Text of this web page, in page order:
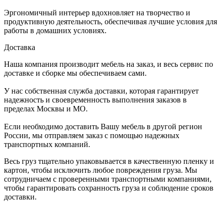
Эргономичный интерьер вдохновляет на творчество и
продуктивную деятельность, обеспечивая лучшие условия для
работы в домашних условиях.
Доставка
Наша компания производит мебель на заказ, и весь сервис по
доставке и сборке мы обеспечиваем сами.
У нас собственная служба доставки, которая гарантирует
надежность и своевременность выполнения заказов в
пределах Москвы и МО.
Если необходимо доставить Вашу мебель в другой регион
России, мы отправляем заказ с помощью надежных
транспортных компаний.
Весь груз тщательно упаковывается в качественную пленку и
картон, чтобы исключить любое повреждения груза. Мы
сотрудничаем с проверенными транспортными компаниями,
чтобы гарантировать сохранность груза и соблюдение сроков
доставки.